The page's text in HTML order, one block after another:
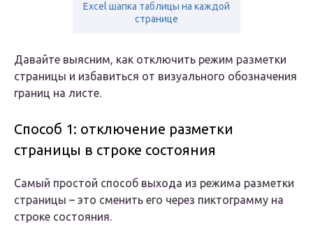
Excel шапка таблицы на каждой
странице
Давайте выясним, как отключить режим разметки
страницы и избавиться от визуального обозначения
границ на листе.
Способ 1: отключение разметки
страницы в строке состояния
Самый простой способ выхода из режима разметки
страницы – это сменить его через пиктограмму на
строке состояния.